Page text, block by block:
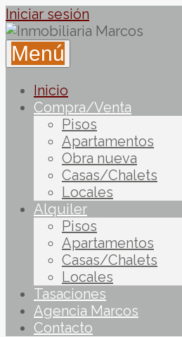
Iniciar sesión
Menú
Inicio
Compra/Venta
Pisos
Apartamentos
Obra nueva
Casas/Chalets
Locales
Alquiler
Pisos
Apartamentos
Casas/Chalets
Locales
Tasaciones
Agencia Marcos
Contacto